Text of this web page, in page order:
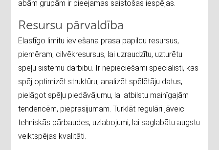
abām grupām ir pieejamas saistošas iespējas.
Resursu pārvaldība
Elastīgo limitu ieviešana prasa papildu resursus,
piemēram, cilvēkresursus, lai uzraudzītu, uzturētu
spēļu sistēmu darbību. Ir nepieciešami speciālisti, kas
spēj optimizēt struktūru, analizēt spēlētāju datus,
pielāgot spēļu piedāvājumu, lai atbilstu mainīgajām
tendencēm, pieprasījumam. Turklāt regulāri jāveic
tehniskās pārbaudes, uzlabojumi, lai saglabātu augstu
veiktspējas kvalitāti.